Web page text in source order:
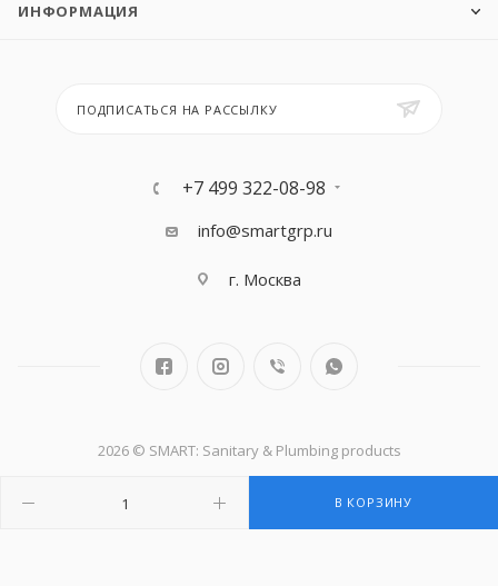
В КОРЗИНУ
ИНФОРМАЦИЯ
ПОДПИСАТЬСЯ НА РАССЫЛКУ
+7 499 322-08-98
info@smartgrp.ru
г. Москва
2026 © SMART: Sanitary & Plumbing products